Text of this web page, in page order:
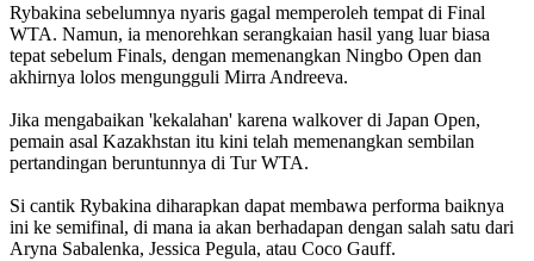
Rybakina sebelumnya nyaris gagal memperoleh tempat di Final
WTA. Namun, ia menorehkan serangkaian hasil yang luar biasa
tepat sebelum Finals, dengan memenangkan Ningbo Open dan
akhirnya lolos mengungguli Mirra Andreeva.
Jika mengabaikan 'kekalahan' karena walkover di Japan Open,
pemain asal Kazakhstan itu kini telah memenangkan sembilan
pertandingan beruntunnya di Tur WTA.
Si cantik Rybakina diharapkan dapat membawa performa baiknya
ini ke semifinal, di mana ia akan berhadapan dengan salah satu dari
Aryna Sabalenka, Jessica Pegula, atau Coco Gauff.